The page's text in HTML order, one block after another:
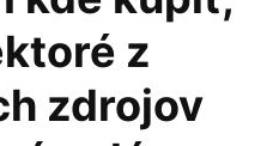
z
zdrojov